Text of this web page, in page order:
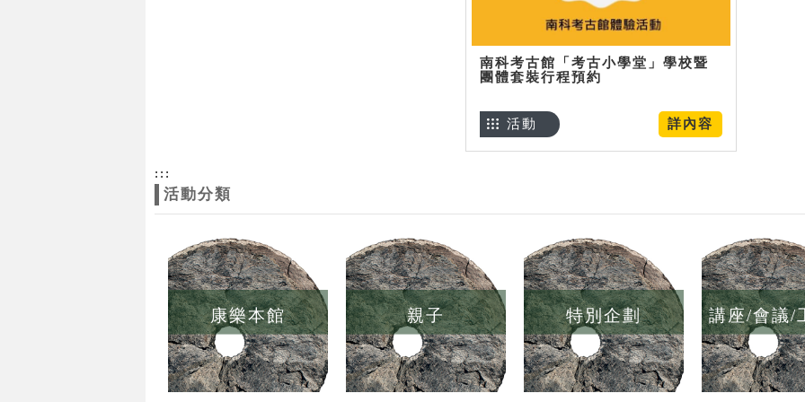
南科考古館「考古小學堂」學校暨
團體套裝行程預約
詳內容
活動
:::
活動分類
康樂本館 親子 特別企劃 講座/會議/